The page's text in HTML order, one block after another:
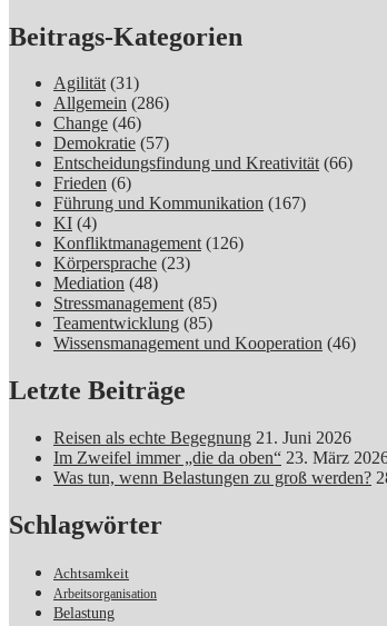
Beitrags-Kategorien
Agilität(31)
Allgemein (286)
Change (46)
Demokratie (57)
Entscheidungsfindung und Kreativität(66)
Frieden (6)
Führung und Kommunikation (167)
KI (4)
Konfliktmanagement(126)
Körpersprache (23)
Mediation (48)
Stressmanagement(85)
Teamentwicklung (85)
Wissensmanagement und Kooperation (46)
Letzte Beiträge
Reisen als echte Begegnung 21. Juni 2026
Im Zweifel immer „die da oben“ 23. März
Was tun, wenn Belastungen zu groß werden?
Schlagwörter
Achtsamkeit
Arbeitsorganisation
Belastung